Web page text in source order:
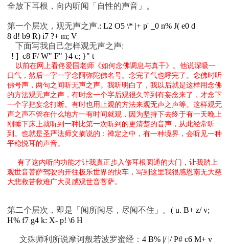
全放下耳根，向内听闻「自性的声音」。
第一个层次，观无声之声.: L2 O5 \* |+ p' _0 n% J( e0 d
8 d! b9 R) i7 ?+ m; V
下面写我自己怎样观无声之声:
! ] c8 F/ W" F" }4 c; }" t
以前在网上看佟爱国老师《如何念佛调息与真干》。他说深吸一
口气，然后一字一字念阿弥陀佛名号。念完了气也呼完了。念佛时听
佛号声，两句之间听无声之声。我听明白了，我以后就是这样用念佛
的方法观无声之声，有时念一个字后观很久等到有妄念来了，才念下
一个字把妄念打断。有时也用止观的方法来观无声之声等。这样观无
声之声不管在什么地方一有时间就观，因为坚持下去终于有一天晚上
刚睡下床上就听到一种比第一次听到的更清楚的音声，从此经常听
到。也就是圣严法师文摘说的：禅定之中，有一种境界，会听见一种
平稳悦耳的声音。
有了这内听的功能才让我真正步入修耳根圆通的大门，让我踏上
观世音菩萨驾驶的开往极乐世界的快车，写到这里我很感恩南无大慈
大悲救苦救难广大灵感观世音菩萨。
第二个层次，即是「闻所闻尽，尽闻不住」。 ( u. B+ z/ v;
H% f7 g4 k: X- p! \6 H
文殊师利所说摩诃般若波罗蜜经： 4 B% |/ |/ P# c6 M+ v